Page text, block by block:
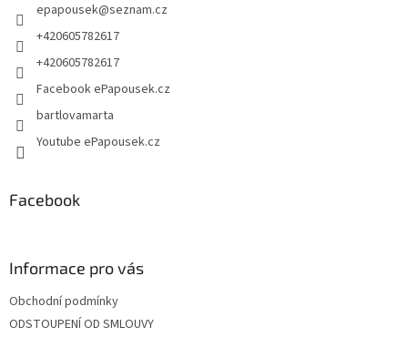
epapousek@seznam.cz
+420605782617
+420605782617
Facebook ePapousek.cz
bartlovamarta
Youtube ePapousek.cz
Facebook
Informace pro vás
Obchodní podmínky
ODSTOUPENÍ OD SMLOUVY